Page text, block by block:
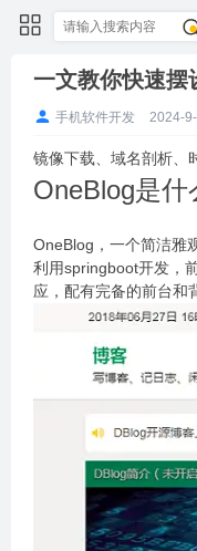
一文教你快速摆
手机软件开发 2024-
镜像下载、域名剖析、
OneBlog是什
OneBlog，一个简洁雅
利用springboot开发，
应，配有完备的前台和